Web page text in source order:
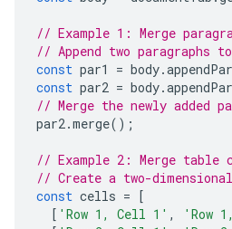
// Example 1: Merge
// Append two paragraphs
const par1 = body.
const par2 = body.
// Merge the newly added
par2.merge();
// Example 2: Merge table
// Create a two-
const cells = [
[ 'Row 1, Cell 1' , 'Row